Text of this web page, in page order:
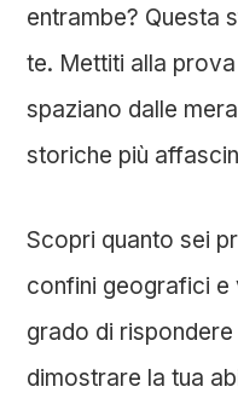
entrambe? Questa
te. Mettiti alla
spaziano dalle
storiche più
Scopri quanto sei
confini geografici e
grado di
dimostrare la tua